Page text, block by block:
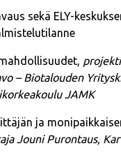
sekä ELY-
– Biotalouden
JAMK
ja
Jouni Purontaus,